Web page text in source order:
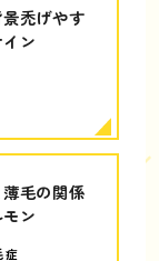
禿げやす
ン
毛の関係
ン
症